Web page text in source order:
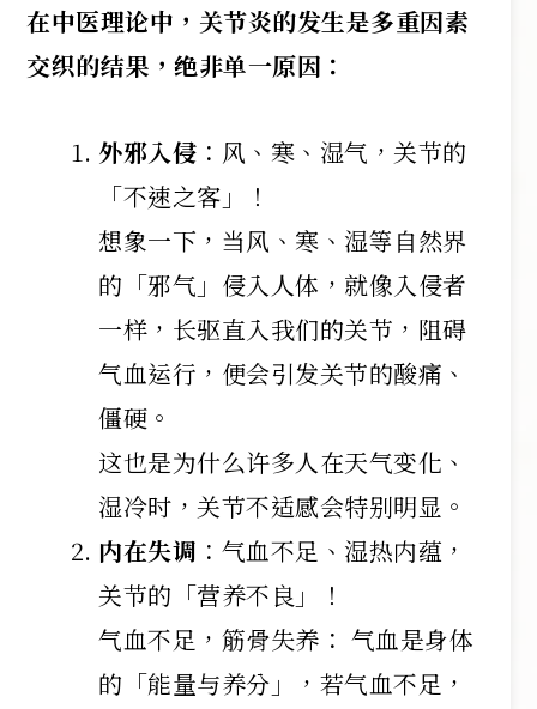
在中医理论中，关节炎的发生是多重因素
交织的结果，绝非单一原因：
外邪入侵 ：风、寒、湿气，关节的
「不速之客」！
想象一下，当风、寒、湿等自然界
的「邪气」侵入人体，就像入侵者
一样，长驱直入我们的关节，阻碍
气血运行，便会引发关节的酸痛、
僵硬。
这也是为什么许多人在天气变化、
湿冷时，关节不适感会特别明显。
内在失调 ：气血不足、湿热内蕴，
关节的「营养不良」！
气血不足，筋骨失养： 气血是身体
的「能量与养分」，若气血不足，